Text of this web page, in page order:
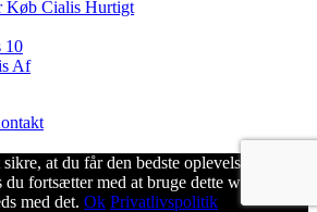
Køb Cialis Hurtigt
10
Af
at du får den bedste oplevelse på
fortsætter med at bruge dette websted,
med det. Ok Privatlivspolitik